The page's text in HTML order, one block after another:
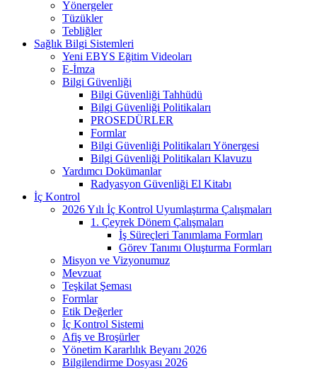
Yönergeler
Tüzükler
Tebliğler
Sağlık Bilgi Sistemleri
Yeni EBYS Eğitim Videoları
E-İmza
Bilgi Güvenliği
Bilgi Güvenliği Tahhüdü
Bilgi Güvenliği Politikaları
PROSEDÜRLER
Formlar
Bilgi Güvenliği Politikaları Yönergesi
Bilgi Güvenliği Politikaları Klavuzu
Yardımcı Dokümanlar
Radyasyon Güvenliği El Kitabı
İç Kontrol
2026 Yılı İç Kontrol Uyumlaştırma Çalışmaları
1. Çeyrek Dönem Çalışmaları
İş Süreçleri Tanımlama Formları
Görev Tanımı Oluşturma Formları
Misyon ve Vizyonumuz
Mevzuat
Teşkilat Şeması
Formlar
Etik Değerler
İç Kontrol Sistemi
Afiş ve Broşürler
Yönetim Kararlılık Beyanı 2026
Bilgilendirme Dosyası 2026